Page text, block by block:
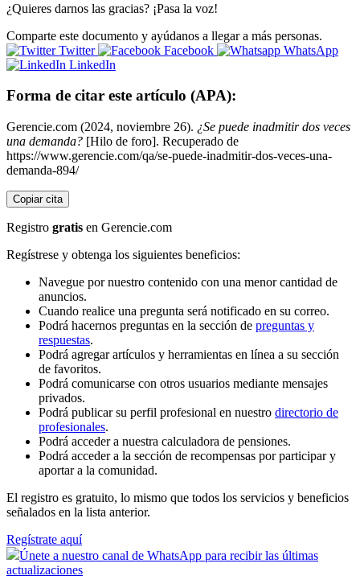
¿Quieres darnos las gracias? ¡Pasa la voz!
Comparte este documento y ayúdanos a llegar a más personas.
Twitter
Facebook
WhatsApp
LinkedIn
Forma de citar este artículo (APA):
Gerencie.com (2024, noviembre 26). ¿Se puede inadmitir dos veces
una demanda? [Hilo de foro]. Recuperado de
https://www.gerencie.com/qa/se-puede-inadmitir-dos-veces-una-
demanda-894/
Copiar cita
Registro gratis en Gerencie.com
Regístrese y obtenga los siguientes beneficios:
Navegue por nuestro contenido con una menor cantidad de
anuncios.
Cuando realice una pregunta será notificado en su correo.
Podrá hacernos preguntas en la sección de preguntas y
respuestas.
Podrá agregar artículos y herramientas en línea a su sección
de favoritos.
Podrá comunicarse con otros usuarios mediante mensajes
privados.
Podrá publicar su perfil profesional en nuestro directorio de
profesionales.
Podrá acceder a nuestra calculadora de pensiones.
Podrá acceder a la sección de recompensas por participar y
aportar a la comunidad.
El registro es gratuito, lo mismo que todos los servicios y beneficios
señalados en la lista anterior.
Regístrate aquí
Únete a nuestro canal de WhatsApp para recibir las últimas
actualizaciones